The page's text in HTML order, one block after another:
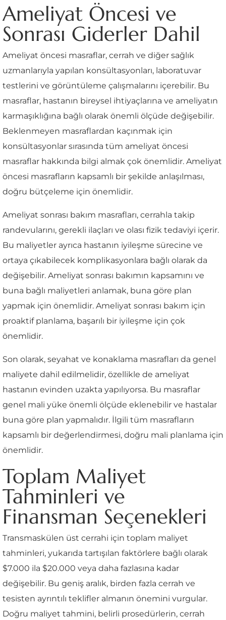
Ameliyat Öncesi ve
Sonrası Giderler Dahil
Ameliyat öncesi masraflar, cerrah ve diğer sağlık
uzmanlarıyla yapılan konsültasyonları, laboratuvar
testlerini ve görüntüleme çalışmalarını içerebilir. Bu
masraflar, hastanın bireysel ihtiyaçlarına ve ameliyatın
karmaşıklığına bağlı olarak önemli ölçüde değişebilir.
Beklenmeyen masraflardan kaçınmak için
konsültasyonlar sırasında tüm ameliyat öncesi
masraflar hakkında bilgi almak çok önemlidir. Ameliyat
öncesi masrafların kapsamlı bir şekilde anlaşılması,
doğru bütçeleme için önemlidir.
Ameliyat sonrası bakım masrafları, cerrahla takip
randevularını, gerekli ilaçları ve olası fizik tedaviyi içerir.
Bu maliyetler ayrıca hastanın iyileşme sürecine ve
ortaya çıkabilecek komplikasyonlara bağlı olarak da
değişebilir. Ameliyat sonrası bakımın kapsamını ve
buna bağlı maliyetleri anlamak, buna göre plan
yapmak için önemlidir. Ameliyat sonrası bakım için
proaktif planlama, başarılı bir iyileşme için çok
önemlidir.
Son olarak, seyahat ve konaklama masrafları da genel
maliyete dahil edilmelidir, özellikle de ameliyat
hastanın evinden uzakta yapılıyorsa. Bu masraflar
genel mali yüke önemli ölçüde eklenebilir ve hastalar
buna göre plan yapmalıdır. İlgili tüm masrafların
kapsamlı bir değerlendirmesi, doğru mali planlama için
önemlidir.
Toplam Maliyet
Tahminleri ve
Finansman Seçenekleri
Transmaskülen üst cerrahi için toplam maliyet
tahminleri, yukarıda tartışılan faktörlere bağlı olarak
$7.000 ila $20.000 veya daha fazlasına kadar
değişebilir. Bu geniş aralık, birden fazla cerrah ve
tesisten ayrıntılı teklifler almanın önemini vurgular.
Doğru maliyet tahmini, belirli prosedürlerin, cerrah